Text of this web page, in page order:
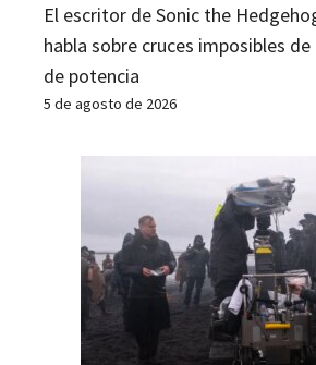
El escritor de Sonic the
habla sobre cruces imposibles
de potencia
5 de agosto de 2026